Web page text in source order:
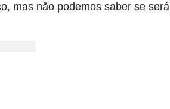
mas não podemos saber se